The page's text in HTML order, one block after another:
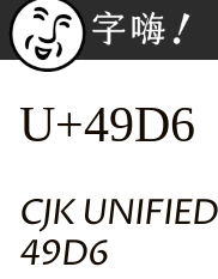
U+49D6
CJK
49D6